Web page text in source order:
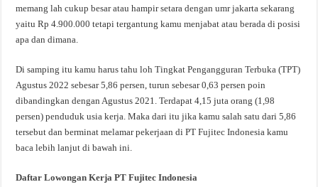
memang lah cukup besar atau hampir setara dengan umr jakarta sekarang
yaitu Rp 4.900.000 tetapi tergantung kamu menjabat atau berada di posisi
apa dan dimana.
Di samping itu kamu harus tahu loh Tingkat Pengangguran Terbuka (TPT)
Agustus 2022 sebesar 5,86 persen, turun sebesar 0,63 persen poin
dibandingkan dengan Agustus 2021. Terdapat 4,15 juta orang (1,98
persen) penduduk usia kerja. Maka dari itu jika kamu salah satu dari 5,86
tersebut dan berminat melamar pekerjaan di PT Fujitec Indonesia kamu
baca lebih lanjut di bawah ini.
Daftar Lowongan Kerja PT Fujitec Indonesia